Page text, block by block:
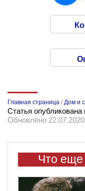
Главная страница /Дом и
Статья опубликована
Обновлено 22.07.2020
Что еще